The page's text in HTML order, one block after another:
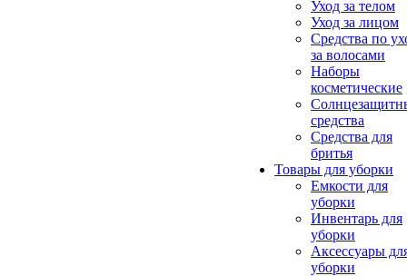
Уход за телом
Уход за лицом
Средства по
за волосами
Наборы
косметические
средства
Средства для
бритья
Товары для уборки
Емкости для
уборки
Инвентарь для
уборки
Аксессуары
уборки